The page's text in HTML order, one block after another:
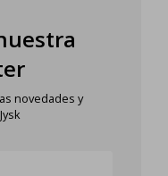
novedades y